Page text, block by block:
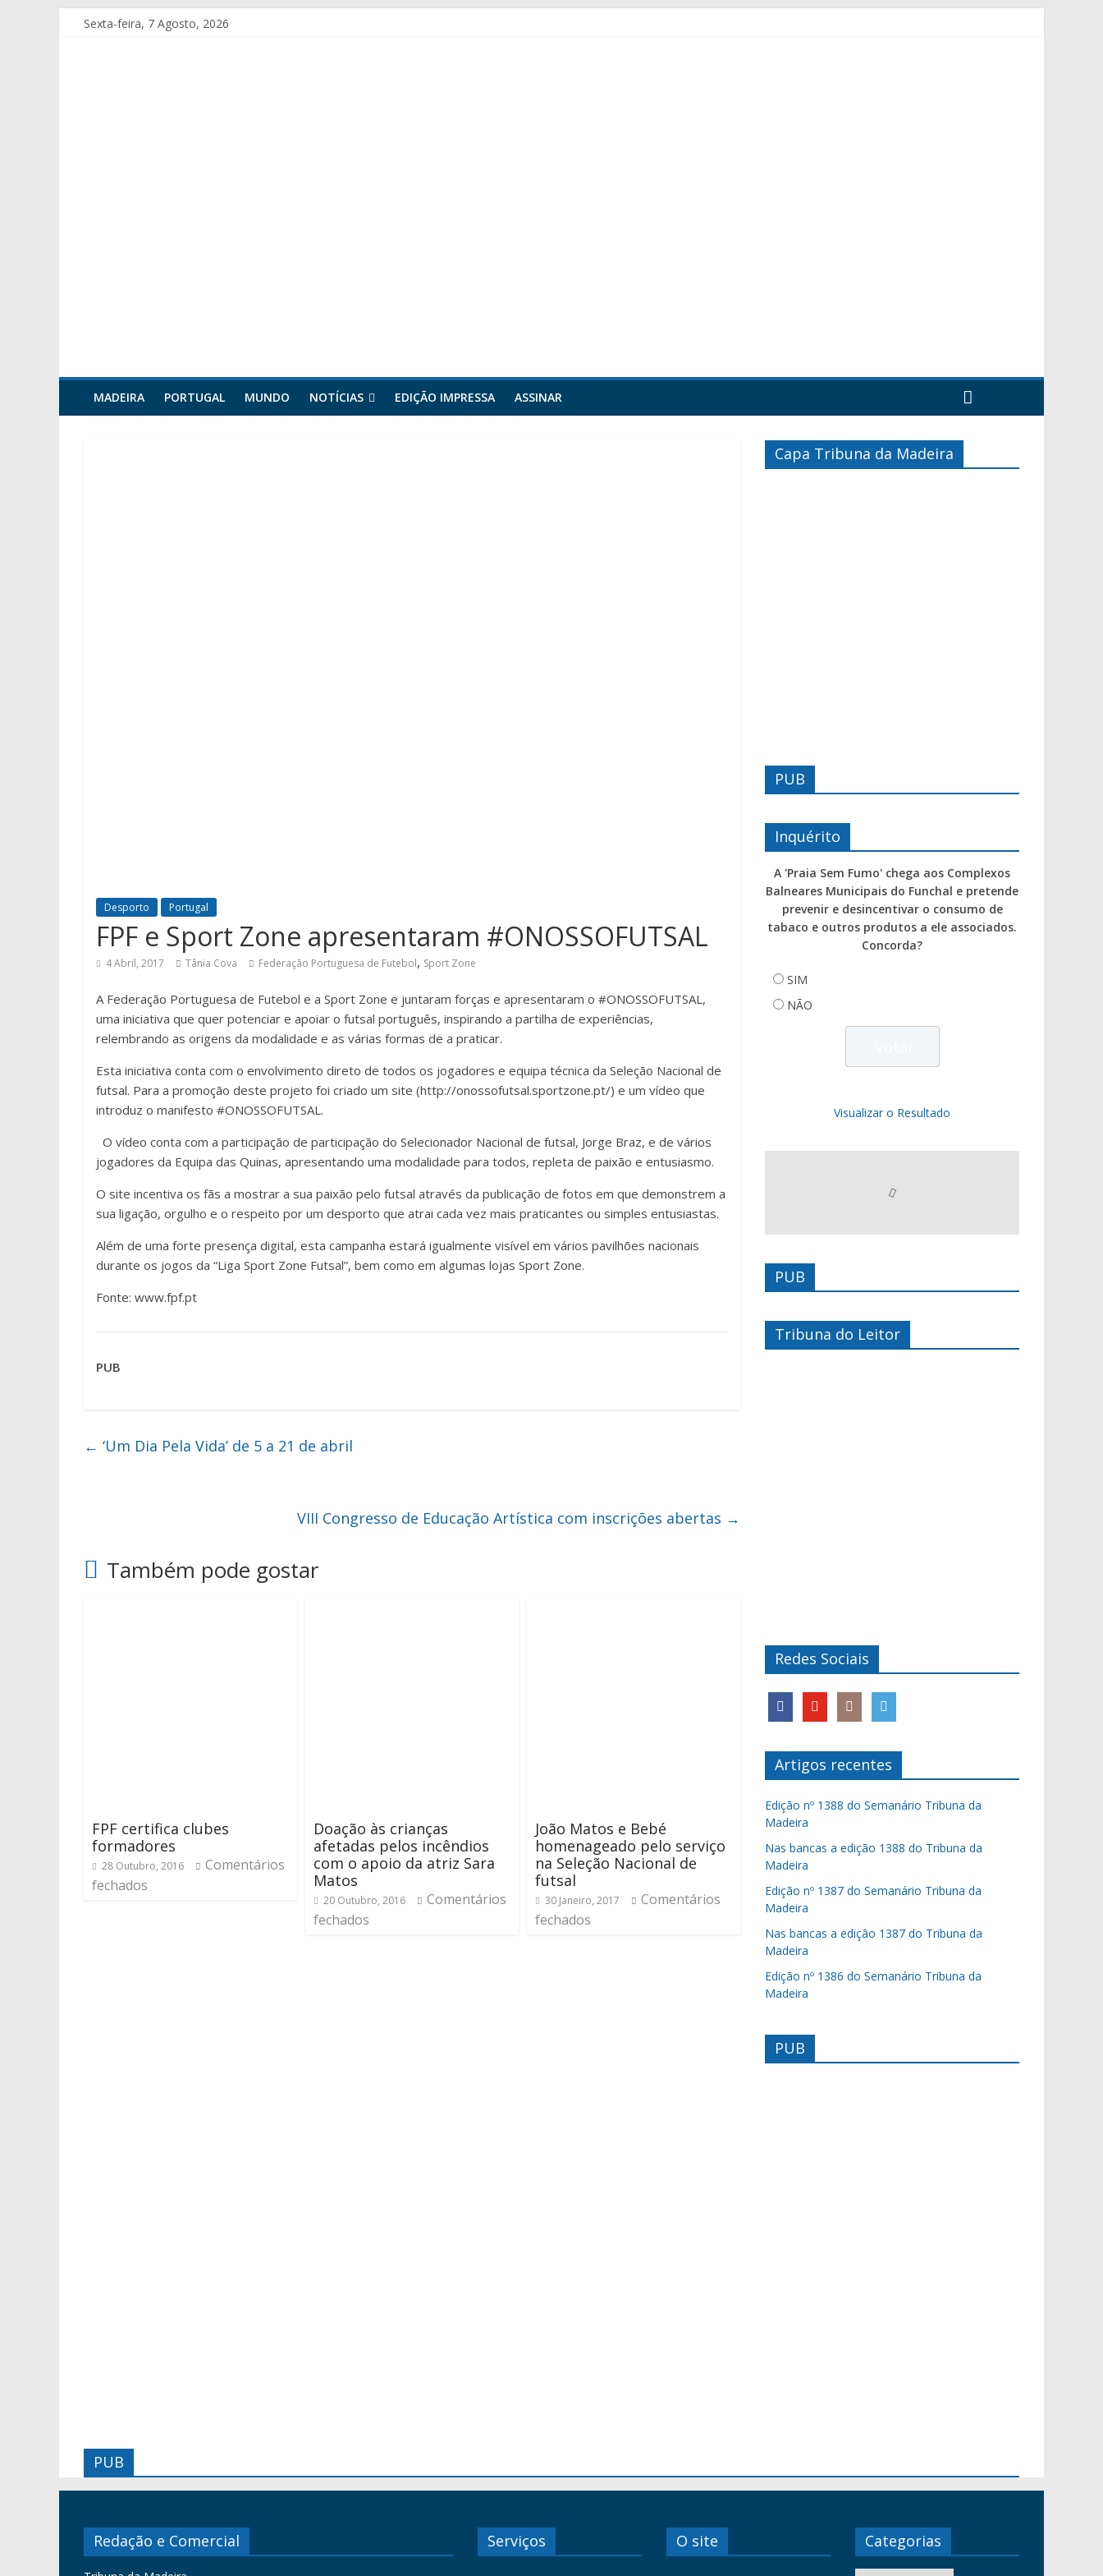
Sexta-feira, 7 Agosto, 2026
MADEIRA PORTUGAL MUNDO NOTÍCIAS EDIÇÃO IMPRESSA ASSINAR
Desporto Portugal
FPF e Sport Zone apresentaram #ONOSSOFUTSAL
4 Abril, 2017 Tânia Cova Federação Portuguesa de Futebol, Sport Zone
A Federação Portuguesa de Futebol e a Sport Zone e juntaram forças e apresentaram o #ONOSSOFUTSAL,
uma iniciativa que quer potenciar e apoiar o futsal português, inspirando a partilha de experiências,
relembrando as origens da modalidade e as várias formas de a praticar.
Esta iniciativa conta com o envolvimento direto de todos os jogadores e equipa técnica da Seleção Nacional de
futsal. Para a promoção deste projeto foi criado um site (http://onossofutsal.sportzone.pt/) e um vídeo que
introduz o manifesto #ONOSSOFUTSAL.
O vídeo conta com a participação de participação do Selecionador Nacional de futsal, Jorge Braz, e de vários
jogadores da Equipa das Quinas, apresentando uma modalidade para todos, repleta de paixão e entusiasmo.
O site incentiva os fãs a mostrar a sua paixão pelo futsal através da publicação de fotos em que demonstrem a
sua ligação, orgulho e o respeito por um desporto que atrai cada vez mais praticantes ou simples entusiastas.
Além de uma forte presença digital, esta campanha estará igualmente visível em vários pavilhões nacionais
durante os jogos da “Liga Sport Zone Futsal”, bem como em algumas lojas Sport Zone.
Fonte: www.fpf.pt
PUB
← ‘Um Dia Pela Vida’ de 5 a 21 de abril
VIII Congresso de Educação Artística com inscrições abertas →
Também pode gostar
FPF certifica clubes
formadores
28 Outubro, 2016
Comentários
fechados
Doação às crianças
afetadas pelos incêndios
com o apoio da atriz Sara
Matos
20 Outubro, 2016
Comentários
fechados
João Matos e Bebé
homenageado pelo serviço
na Seleção Nacional de
futsal
30 Janeiro, 2017
Comentários
fechados
Capa Tribuna da Madeira
PUB
Inquérito
A 'Praia Sem Fumo' chega aos Complexos
Balneares Municipais do Funchal e pretende
prevenir e desincentivar o consumo de
tabaco e outros produtos a ele associados.
Concorda?
SIM
NÃO
Visualizar o Resultado
PUB
Tribuna do Leitor
Redes Sociais
Artigos recentes
Edição nº 1388 do Semanário Tribuna da
Madeira
Nas bancas a edição 1388 do Tribuna da
Madeira
Edição nº 1387 do Semanário Tribuna da
Madeira
Nas bancas a edição 1387 do Tribuna da
Madeira
Edição nº 1386 do Semanário Tribuna da
Madeira
PUB
PUB
Redação e Comercial Serviços O site Categorias